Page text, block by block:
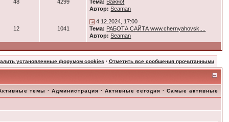
48 4299 Тема: Важно!
Автор: Seaman
12 1041
4.12.2024, 17:00
Тема: РАБОТА САЙТА www.chernyahovsk....
Автор: Seaman
установленные форумом cookies · Отметить все сообщения прочитанными
темы ·Администрация ·Активные сегодня ·Самые активные